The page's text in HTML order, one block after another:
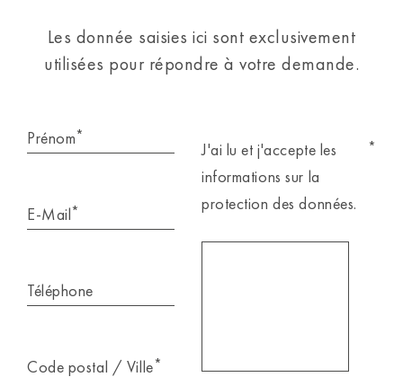
Les donnée saisies ici sont exclusivement
utilisées pour répondre à votre demande.
Prénom*
E-Mail*
Téléphone
Code postal / Ville*
J'ai lu et j'accepte les
informations sur la
protection des données.
*